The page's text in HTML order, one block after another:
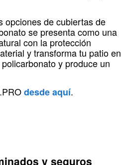
opciones de cubiertas de
se presenta como una
con la protección
y transforma tu patio en
y produce un
desde aquí.
y seguros